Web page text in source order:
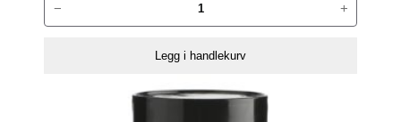
Avrivningspalett
− +
Legg i handlekurv